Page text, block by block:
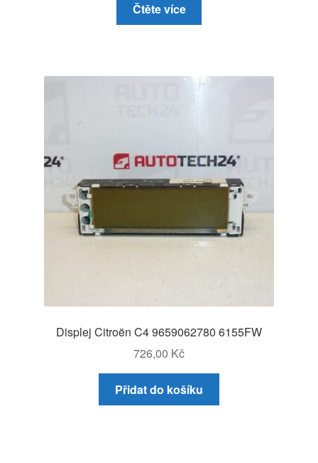
Čtěte více
Displej Citroën C4 9659062780 6155FW
726,00 Kč
Přidat do košíku